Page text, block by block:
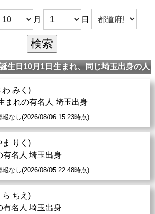
月 日
生日10月1日生まれ、同じ埼玉出身の人
わ みく)
まれの有名人 埼玉出身
なし(2026/08/06 15:23時点)
ま りく)
有名人 埼玉出身
なし(2026/08/05 22:48時点)
ら ちえ)
有名人 埼玉出身